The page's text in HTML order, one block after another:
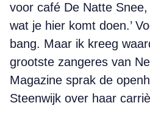
voor café De Natte
wat je hier komt doen.’
bang. Maar ik kreeg
grootste zangeres van
Magazine sprak de
Steenwijk over haar